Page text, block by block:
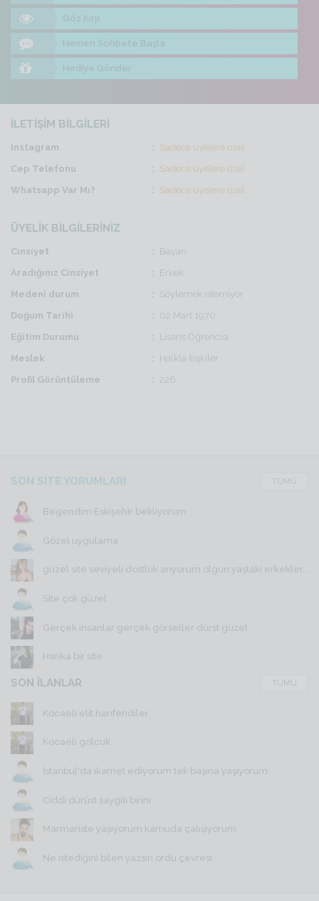
Göz Kırp
Hemen Sohbete Başla
Hediye Gönder
İLETİŞİM BİLGİLERİ
Instagram
Sadece üyelere özel
Cep Telefonu
Sadece üyelere özel
Whatsapp Var Mı?
Sadece üyelere özel
ÜYELİK BİLGİLERİNİZ
Cinsiyet
Bayan
Aradığınız Cinsiyet
Erkek
Medeni durum
Söylemek istemiyor
Doğum Tarihi
02 Mart 1970
Eğitim Durumu
Lisans Öğrencisi
Meslek
Halkla İlişkiler
Profil Görüntüleme
226
SON SİTE YORUMLARI TÜMÜ
Begendim Eskişehir bekliyorum
Gözel uygulama
güzel site seviyeli dostluk arıyorum olgun yaştaki erkekler...
Site çok güzel
Gerçek insanlar gerçek görseller dürst güzel
Harika bir site
SON İLANLAR TÜMÜ
Kocaeli elit hanfendiler
Kocaeli golcuk
İstanbul'da ikamet ediyorum tek başına yaşıyorum
Ciddi dürüst saygili birini
Marmariste yaşıyorum kamuda çalışıyorum
Ne istediğini bilen yazsın ordu çevresi